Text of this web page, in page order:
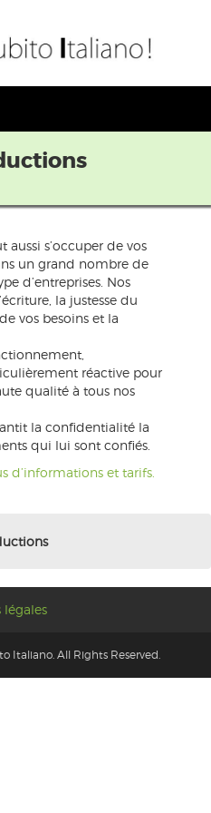
aussi s’occuper de vos
un grand nombre de
d’entreprises. Nos
la justesse du
vos besoins et la
réactive pour
qualité à tous nos
la confidentialité la
qui lui sont confiés.
d’informations et tarifs.
légales
Italiano. All Rights Reserved.